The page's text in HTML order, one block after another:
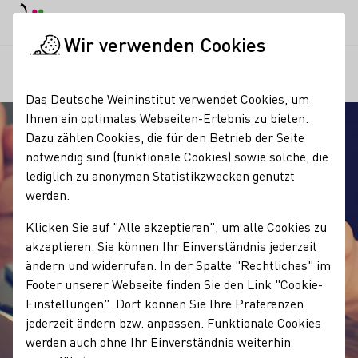
Kundenbindung durch
persönliche Ansprache -
Wir verwenden Cookies
Das Deutsche Weininstitut verwendet Cookies, um
Ihnen ein optimales Webseiten-Erlebnis zu bieten.
Dazu zählen Cookies, die für den Betrieb der Seite
notwendig sind (funktionale Cookies) sowie solche, die
lediglich zu anonymen Statistikzwecken genutzt
werden.
Klicken Sie auf "Alle akzeptieren", um alle Cookies zu
akzeptieren. Sie können Ihr Einverständnis jederzeit
ändern und widerrufen. In der Spalte "Rechtliches" im
Footer unserer Webseite finden Sie den Link "Cookie-
Einstellungen". Dort können Sie Ihre Präferenzen
jederzeit ändern bzw. anpassen. Funktionale Cookies
werden auch ohne Ihr Einverständnis weiterhin